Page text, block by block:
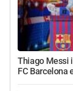
Thiago Messi
FC Barcelona